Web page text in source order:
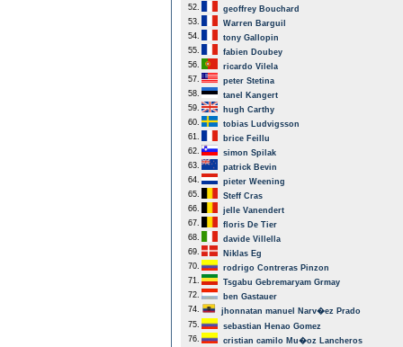
52.
geoffrey Bouchard
53.
Warren Barguil
54.
tony Gallopin
55.
fabien Doubey
56.
ricardo Vilela
57.
peter Stetina
58.
tanel Kangert
59.
hugh Carthy
60.
tobias Ludvigsson
61.
brice Feillu
62.
simon Spilak
63.
patrick Bevin
64.
pieter Weening
65.
Steff Cras
66.
jelle Vanendert
67.
floris De Tier
68.
davide Villella
69.
Niklas Eg
70.
rodrigo Contreras Pinzon
71.
Tsgabu Gebremaryam Grmay
72.
ben Gastauer
74.
jhonnatan manuel Narv�ez Prado
75.
sebastian Henao Gomez
76.
cristian camilo Mu�oz Lancheros